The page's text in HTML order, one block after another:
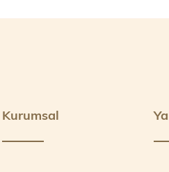
Kurumsal